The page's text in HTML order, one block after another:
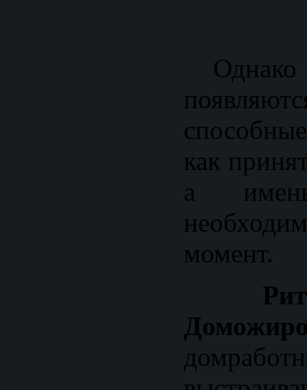
как
а
момент.